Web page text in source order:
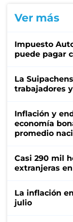
Ver más
Impuesto
puede pagar
La
trabajadores
Inflación y
economía
promedio
Casi 290 mil
extranjeras
La inflación
julio